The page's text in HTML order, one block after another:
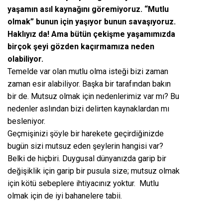
yaşamın asıl kaynağını göremiyoruz. “Mutlu
olmak” bunun için yaşıyor bunun savaşıyoruz.
Haklıyız da! Ama bütün çekişme yaşamımızda
birçok şeyi gözden kaçırmamıza neden
olabiliyor.
Temelde var olan mutlu olma isteği bizi zaman
zaman esir alabiliyor. Başka bir tarafından bakın
bir de. Mutsuz olmak için nedenlerimiz var mı? Bu
nedenler aslından bizi delirten kaynaklardan mı
besleniyor.
Geçmişinizi şöyle bir harekete geçirdiğinizde
bugün sizi mutsuz eden şeylerin hangisi var?
Belki de hiçbiri. Duygusal dünyanızda garip bir
değişiklik için garip bir pusula size; mutsuz olmak
için kötü sebeplere ihtiyacınız yoktur. Mutlu
olmak için de iyi bahanelere tabii.